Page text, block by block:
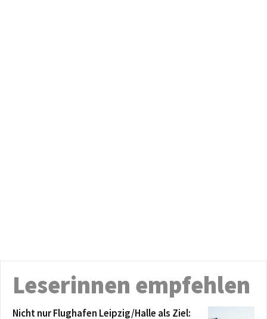
Leserinnen empfehlen
Nicht nur Flughafen Leipzig/Halle als Ziel: